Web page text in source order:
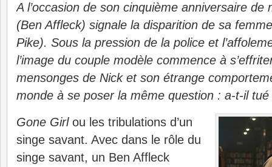
A l’occasion de son cinquième anniversaire de
(Ben Affleck) signale la disparition de sa
Pike). Sous la pression de la police et
l’image du couple modèle commence à
mensonges de Nick et son étrange
monde à se poser la même question : a-t-il
Gone Girlou les tribulations d’un
singe savant. Avec dans le rôle du
singe savant, un Ben Affleck